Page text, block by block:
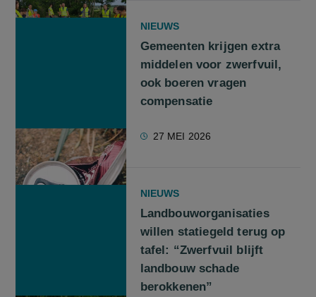
NIEUWS
Gemeenten krijgen extra
middelen voor zwerfvuil,
ook boeren vragen
compensatie
27 MEI 2026
NIEUWS
Landbouworganisaties
willen statiegeld terug op
tafel: “Zwerfvuil blijft
landbouw schade
berokkenen”